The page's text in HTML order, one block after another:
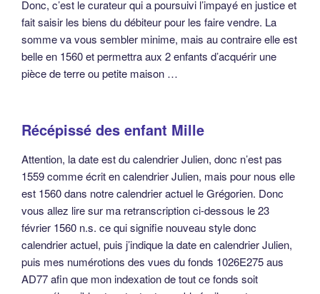
Donc, c’est le curateur qui a poursuivi l’impayé en justice et
fait saisir les biens du débiteur pour les faire vendre. La
somme va vous sembler minime, mais au contraire elle est
belle en 1560 et permettra aux 2 enfants d’acquérir une
pièce de terre ou petite maison …
Récépissé des enfant Mille
Attention, la date est du calendrier Julien, donc n’est pas
1559 comme écrit en calendrier Julien, mais pour nous elle
est 1560 dans notre calendrier actuel le Grégorien. Donc
vous allez lire sur ma retranscription ci-dessous le 23
février 1560 n.s. ce qui signifie nouveau style donc
calendrier actuel, puis j’indique la date en calendrier Julien,
puis mes numérotions des vues du fonds 1026E275 aus
AD77 afin que mon indexation de tout ce fonds soit